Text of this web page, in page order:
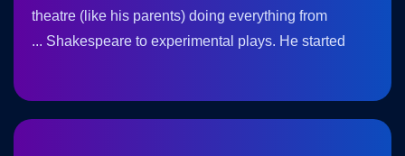
theatre (like his parents) doing everything from
Shakespeare to experimental plays. He started ...